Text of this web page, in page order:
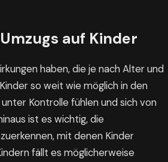
auf Kinder
haben, die je nach Alter und
so weit wie möglich in den
Kontrolle fühlen und sich von
ist es wichtig, die
mit denen Kinder
fällt es möglicherweise